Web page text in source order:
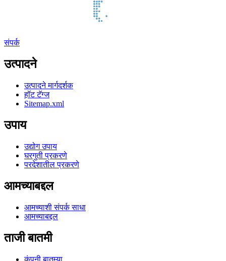
संपर्क
उत्पादने
उत्पादने मार्गदर्शक
हॉट टॅग्ज
Sitemap.xml
उपाय
उद्योग उपाय
घरगुती प्रकरणे
परदेशातील प्रकरणे
आमच्याबद्दल
आमच्याशी संपर्क साधा
आमच्याबद्दल
ताजी बातमी
कंपनी बातम्या